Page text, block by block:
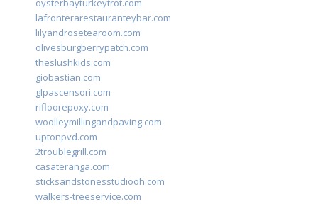
oysterbayturkeytrot.com
lafronterarestauranteybar.com
lilyandrosetearoom.com
olivesburgberrypatch.com
theslushkids.com
giobastian.com
glpascensori.com
rifloorepoxy.com
woolleymillingandpaving.com
uptonpvd.com
2troublegrill.com
casateranga.com
sticksandstonesstudiooh.com
walkers-treeservice.com